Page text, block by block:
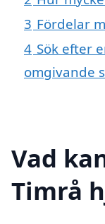
3 Fördelar
4 Sök efter
omgivande
Vad
Timrå